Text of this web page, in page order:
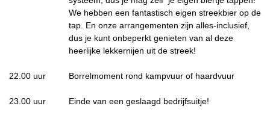
We hebben een fantastisch eigen streekbier op de
tap. En onze arrangementen zijn alles-inclusief,
dus je kunt onbeperkt genieten van al deze
heerlijke lekkernijen uit de streek!
22.00 uur Borrelmoment rond kampvuur of haardvuur
23.00 uur Einde van een geslaagd bedrijfsuitje!